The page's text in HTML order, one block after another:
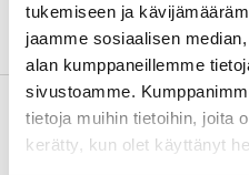
tukemiseen ja
jaamme sosiaalisen
alan kumppaneillemme
sivustoamme.
tietoja muihin tietoihin, joita
kerätty, kun olet käyttänyt
Om tillverkaren